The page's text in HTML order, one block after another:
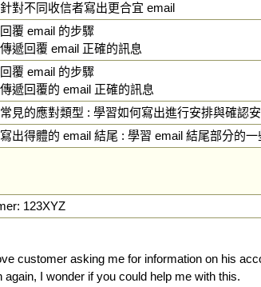
對不同收信者寫出更合宜 email
覆 email 的步驟
遞回覆 email 正確的訊息
覆 email 的步驟
遞回覆的 email 正確的訊息
見的應對類型 : 學習如何寫出進行安排與確認
出得體的 email 結尾 : 學習 email 結尾部分的一
123XYZ
customer asking me for information on his
I wonder if you could help me with this.